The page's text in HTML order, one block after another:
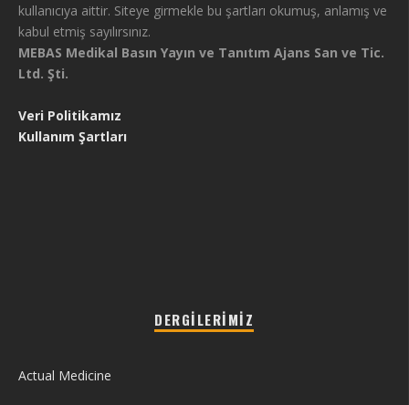
kullanıcıya aittir. Siteye girmekle bu şartları okumuş, anlamış ve
kabul etmiş sayılırsınız.
MEBAS Medikal Basın Yayın ve Tanıtım Ajans San ve Tic.
Ltd. Şti.
Veri Politikamız
Kullanım Şartları
DERGILERIMIZ
Actual Medicine